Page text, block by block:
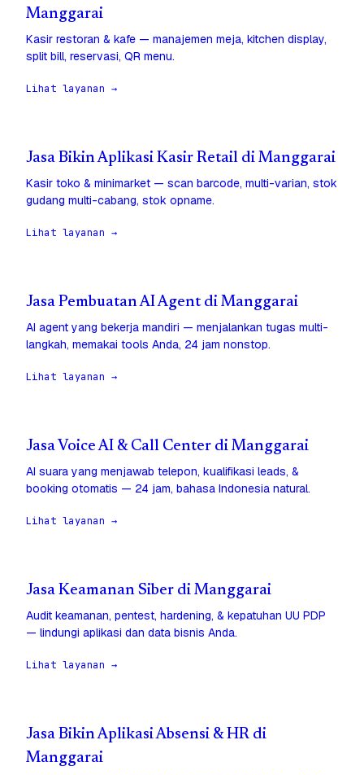
Manggarai
Kasir restoran & kafe — manajemen meja, kitchen display,
split bill, reservasi, QR menu.
Lihat layanan →
Jasa Bikin Aplikasi Kasir Retail di Manggarai
Kasir toko & minimarket — scan barcode, multi-varian, stok
gudang multi-cabang, stok opname.
Lihat layanan →
Jasa Pembuatan AI Agent di Manggarai
AI agent yang bekerja mandiri — menjalankan tugas multi-
langkah, memakai tools Anda, 24 jam nonstop.
Lihat layanan →
Jasa Voice AI & Call Center di Manggarai
AI suara yang menjawab telepon, kualifikasi leads, &
booking otomatis — 24 jam, bahasa Indonesia natural.
Lihat layanan →
Jasa Keamanan Siber di Manggarai
Audit keamanan, pentest, hardening, & kepatuhan UU PDP
— lindungi aplikasi dan data bisnis Anda.
Lihat layanan →
Jasa Bikin Aplikasi Absensi & HR di
Manggarai